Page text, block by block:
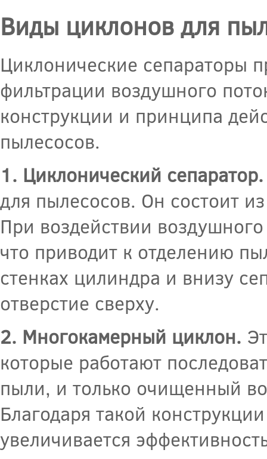
Виды циклонов для
Циклонические сепараторы
фильтрации воздушного
конструкции и принципа
пылесосов.
1. Циклонический сепаратор.
для пылесосов. Он состоит
При воздействии
что приводит к отделению
стенках цилиндра и внизу
отверстие сверху.
2. Многокамерный циклон.
которые работают
пыли, и только очищенный
Благодаря такой
увеличивается